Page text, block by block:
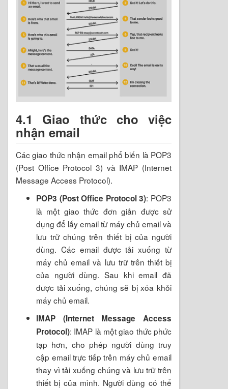
4.1 Giao thức cho việc
nhận email
Các giao thức nhận email phổ biến là POP3
(Post Office Protocol 3) và IMAP (Internet
Message Access Protocol).
POP3 (Post Office Protocol 3): POP3
là một giao thức đơn giản được sử
dụng để lấy email từ máy chủ email và
lưu trữ chúng trên thiết bị của người
dùng. Các email được tải xuống từ
máy chủ email và lưu trữ trên thiết bị
của người dùng. Sau khi email đã
được tải xuống, chúng sẽ bị xóa khỏi
máy chủ email.
IMAP (Internet Message Access
Protocol): IMAP là một giao thức phức
tạp hơn, cho phép người dùng truy
cập email trực tiếp trên máy chủ email
thay vì tải xuống chúng và lưu trữ trên
thiết bị của mình. Người dùng có thể